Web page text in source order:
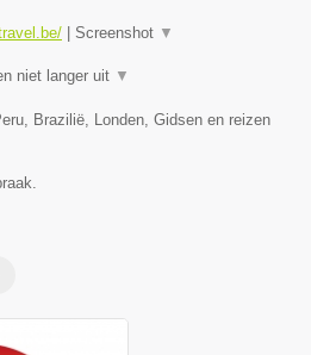
Screenshot ▼
niet langer uit ▼
Brazilië, Londen, Gidsen en reizen